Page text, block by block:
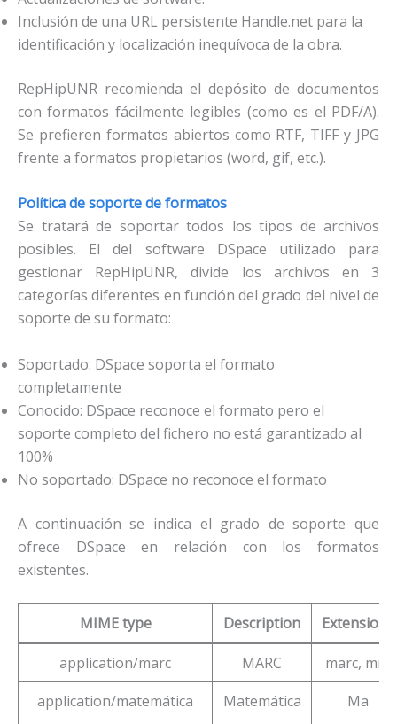
Inclusión de una URL persistente Handle.net para la
identificación y localización inequívoca de la obra.
RepHipUNR recomienda el depósito de documentos
con formatos fácilmente legibles (como es el PDF/A).
Se prefieren formatos abiertos como RTF, TIFF y JPG
frente a formatos propietarios (word, gif, etc.).
Política de soporte de formatos
Se tratará de soportar todos los tipos de archivos
posibles. El del software DSpace utilizado para
gestionar RepHipUNR, divide los archivos en 3
categorías diferentes en función del grado del nivel de
soporte de su formato:
Soportado: DSpace soporta el formato
completamente
Conocido: DSpace reconoce el formato pero el
soporte completo del fichero no está garantizado al
100%
No soportado: DSpace no reconoce el formato
A continuación se indica el grado de soporte que
ofrece DSpace en relación con los formatos
existentes.
MIME type Description Extensions
application/marc MARC
marc, mrc
application/matemática
Matemática Ma